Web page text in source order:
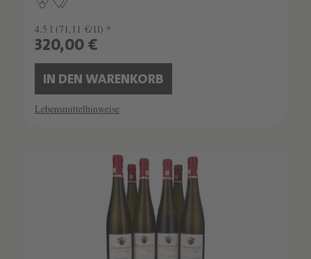
4.5 l (71,11 €/1l) *
320,00 €
IN DEN WARENKORB
Lebensmittelhinweise
SCHATZKAMMER
SEHR LIMITIERT